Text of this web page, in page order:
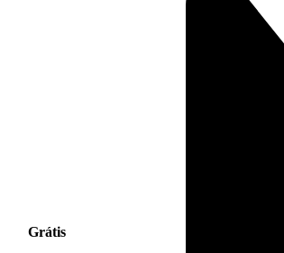
Grátis